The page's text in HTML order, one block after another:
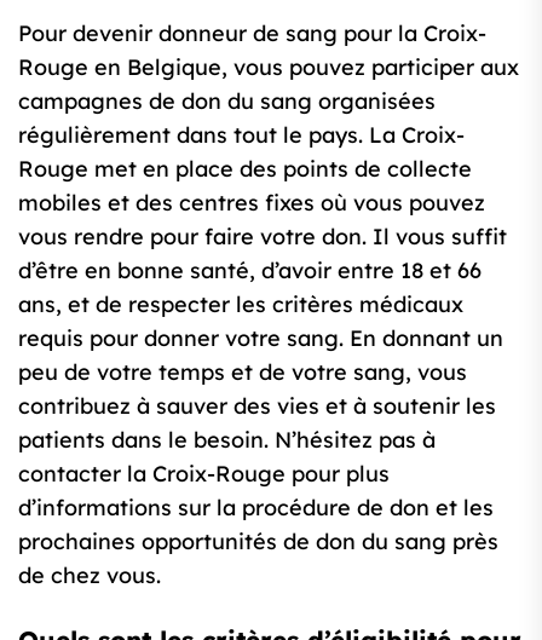
Pour devenir donneur de sang pour la Croix-
Rouge en Belgique, vous pouvez participer aux
campagnes de don du sang organisées
régulièrement dans tout le pays. La Croix-
Rouge met en place des points de collecte
mobiles et des centres fixes où vous pouvez
vous rendre pour faire votre don. Il vous suffit
d’être en bonne santé, d’avoir entre 18 et 66
ans, et de respecter les critères médicaux
requis pour donner votre sang. En donnant un
peu de votre temps et de votre sang, vous
contribuez à sauver des vies et à soutenir les
patients dans le besoin. N’hésitez pas à
contacter la Croix-Rouge pour plus
d’informations sur la procédure de don et les
prochaines opportunités de don du sang près
de chez vous.